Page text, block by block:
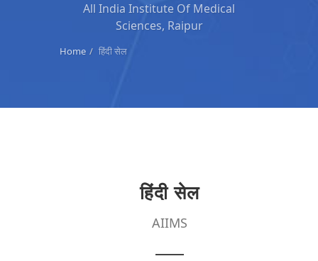
All India Institute Of Medical
Sciences, Raipur
Home हिंदी सेल
हिंदी सेल
AIIMS